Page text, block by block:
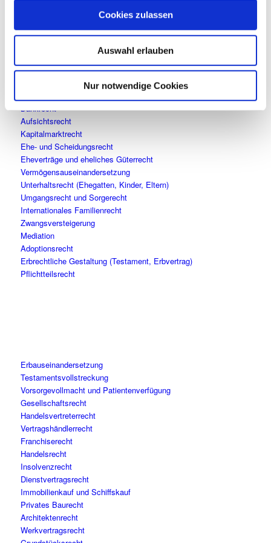
Cookies zulassen
Auswahl erlauben
Nur notwendige Cookies
Vorruhestand, Entsendung, Auslandsbeschäftigung)
Sozialversicherungsrecht für Privatpersonen,
Schwerbehindertenrecht Erwerbsminderungsrente
Regress von Sozialleistungsträgern
Datenschutz
Urheber- und Medienrecht
Bankrecht
Aufsichtsrecht
Kapitalmarktrecht
Ehe- und Scheidungsrecht
Eheverträge und eheliches Güterrecht
Vermögensauseinandersetzung
Unterhaltsrecht (Ehegatten, Kinder, Eltern)
Umgangsrecht und Sorgerecht
Internationales Familienrecht
Zwangsversteigerung
Mediation
Adoptionsrecht
Erbrechtliche Gestaltung (Testament, Erbvertrag)
Pflichtteilsrecht
Erbauseinandersetzung
Testamentsvollstreckung
Vorsorgevollmacht und Patientenverfügung
Gesellschaftsrecht
Handelsvertreterrecht
Vertragshändlerrecht
Franchiserecht
Handelsrecht
Insolvenzrecht
Dienstvertragsrecht
Immobilienkauf und Schiffskauf
Privates Baurecht
Architektenrecht
Werkvertragsrecht